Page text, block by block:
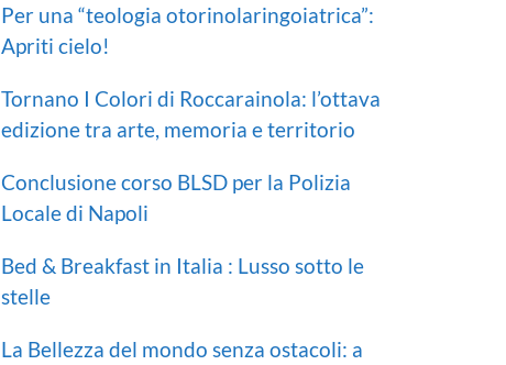
Per una “teologia otorinolaringoiatrica”:
Apriti cielo!
Tornano I Colori di Roccarainola: l’ottava
edizione tra arte, memoria e territorio
Conclusione corso BLSD per la Polizia
Locale di Napoli
Bed & Breakfast in Italia : Lusso sotto le
stelle
La Bellezza del mondo senza ostacoli: a